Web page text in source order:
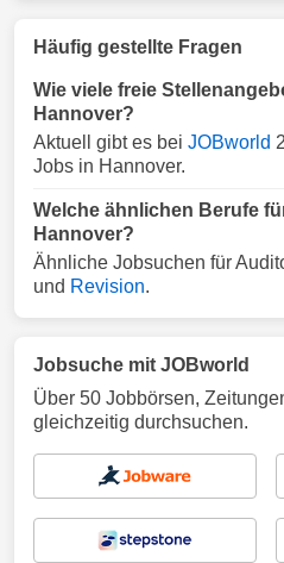
Häufig gestellte Fragen
Wie viele freie
Hannover?
Aktuell gibt es bei JOBworld
Jobs in Hannover.
Welche ähnlichen Berufe
Hannover?
Ähnliche Jobsuchen für
und Revision.
Jobsuche mit JOBworld
Über 50 Jobbörsen,
gleichzeitig durchsuchen.